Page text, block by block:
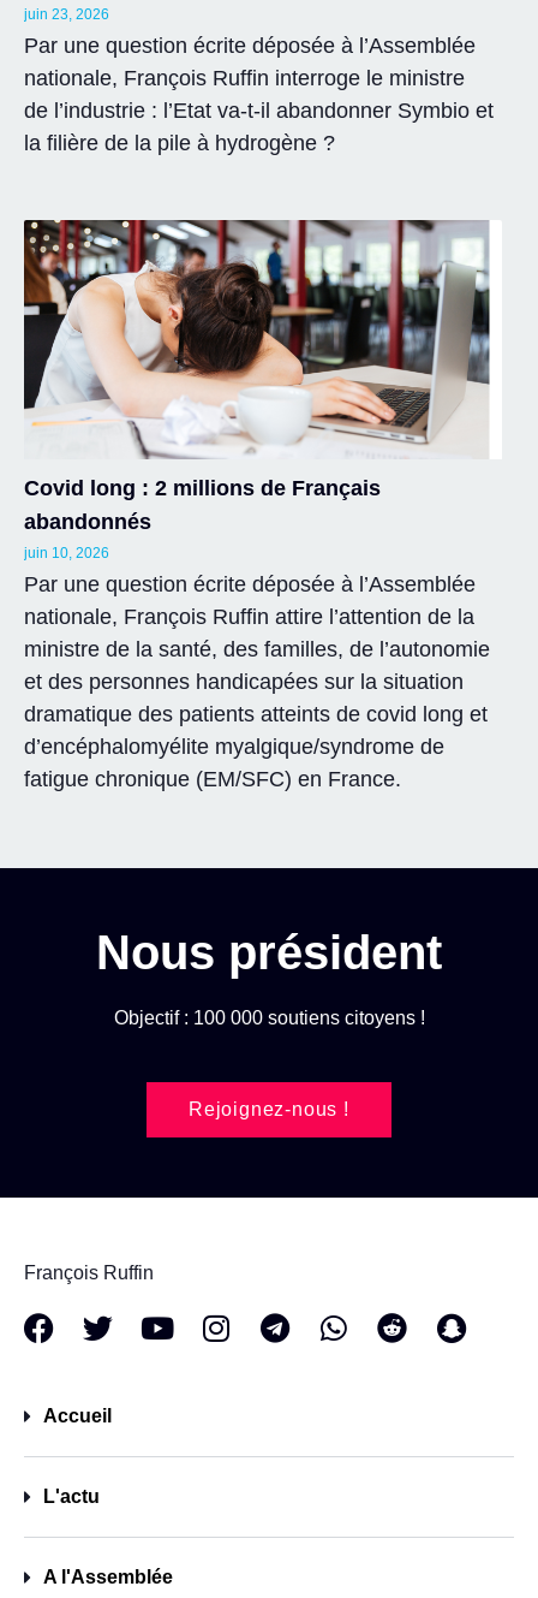
juin 23, 2026
Par une question écrite déposée à l’Assemblée
nationale, François Ruffin interroge le ministre
de l’industrie : l’Etat va-t-il abandonner Symbio et
la filière de la pile à hydrogène ?
Covid long : 2 millions de Français
abandonnés
juin 10, 2026
Par une question écrite déposée à l’Assemblée
nationale, François Ruffin attire l’attention de la
ministre de la santé, des familles, de l’autonomie
et des personnes handicapées sur la situation
dramatique des patients atteints de covid long et
d’encéphalomyélite myalgique/syndrome de
fatigue chronique (EM/SFC) en France.
Nous président
Objectif : 100 000 soutiens citoyens !
Rejoignez-nous !
François Ruffin
Accueil
L'actu
A l'Assemblée